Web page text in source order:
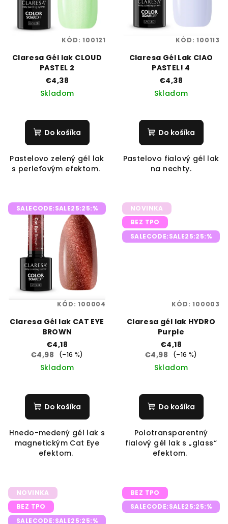
Claresa Gél lak CLOUD
PASTEL 2
€4,38
Skladom
Do košíka
Pastelovo zelený gél lak
s perleťovým efektom.
KÓD:100121
Claresa Gél Lak CIAO
PASTEL! 4
€4,38
Skladom
Do košíka
Pastelovo fialový gél lak
na nechty.
KÓD:100113
SALECODE:SALE25:25:%
Claresa Gél lak CAT EYE
BROWN
€4,18
€4,98
(–16 %)
Skladom
Do košíka
Hnedo-medený gél lak s
magnetickým Cat Eye
efektom.
KÓD:100004
NOVINKA
BEZ TPO
SALECODE:SALE25:25:%
Claresa gél lak HYDRO
Purple
€4,18
€4,98
(–16 %)
Skladom
Do košíka
Polotransparentný
fialový gél lak s „glass“
efektom.
KÓD:100003
NOVINKA
BEZ TPO
SALECODE:SALE25:25:%
BEZ TPO
SALECODE:SALE25:25:%